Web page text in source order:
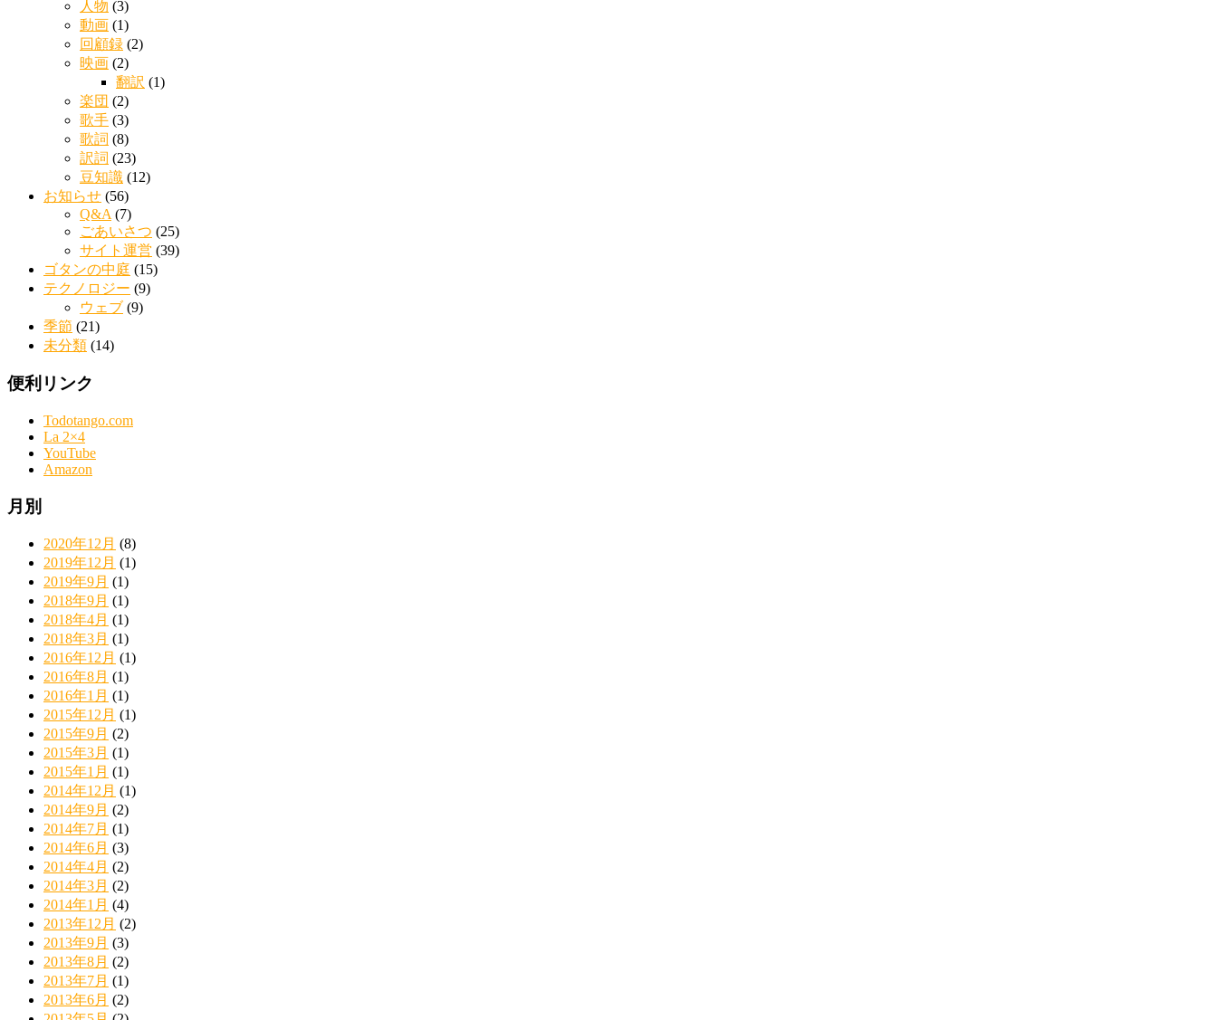
人物 (3)
動画 (1)
回顧録 (2)
映画 (2)
翻訳 (1)
楽団 (2)
歌手 (3)
歌詞 (8)
訳詞 (23)
豆知識 (12)
お知らせ (56)
Q&A (7)
ごあいさつ (25)
サイト運営 (39)
ゴタンの中庭 (15)
テクノロジー (9)
ウェブ (9)
季節 (21)
未分類 (14)
便利リンク
Todotango.com
La 2×4
YouTube
Amazon
月別
2020年12月 (8)
2019年12月 (1)
2019年9月 (1)
2018年9月 (1)
2018年4月 (1)
2018年3月 (1)
2016年12月 (1)
2016年8月 (1)
2016年1月 (1)
2015年12月 (1)
2015年9月 (2)
2015年3月 (1)
2015年1月 (1)
2014年12月 (1)
2014年9月 (2)
2014年7月 (1)
2014年6月 (3)
2014年4月 (2)
2014年3月 (2)
2014年1月 (4)
2013年12月 (2)
2013年9月 (3)
2013年8月 (2)
2013年7月 (1)
2013年6月 (2)